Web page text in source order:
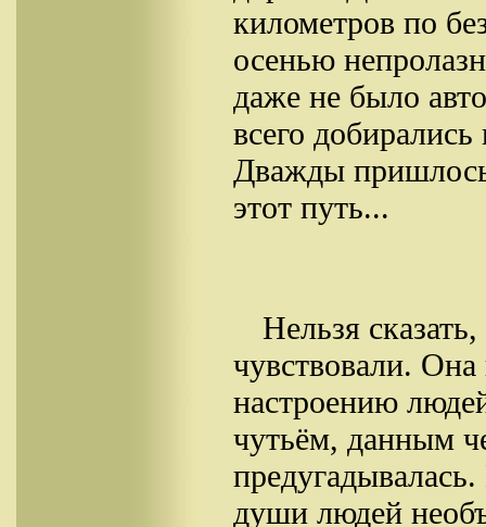
километров по
осенью
даже не было
всего
Дважды
этот путь...
Нельзя
чувствовали.
настроению
чутьём, данным
души людей